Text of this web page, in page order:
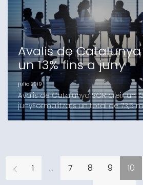
Avalis de Catalunya
un 13% fins a juny
julio 2019
Avalis de Catalunya SGR creix un
junyFormalitzats un total de 73,5
avals durant el primer semestre de
permès que més de 147 milions
induït1 ... 7 8 9 10